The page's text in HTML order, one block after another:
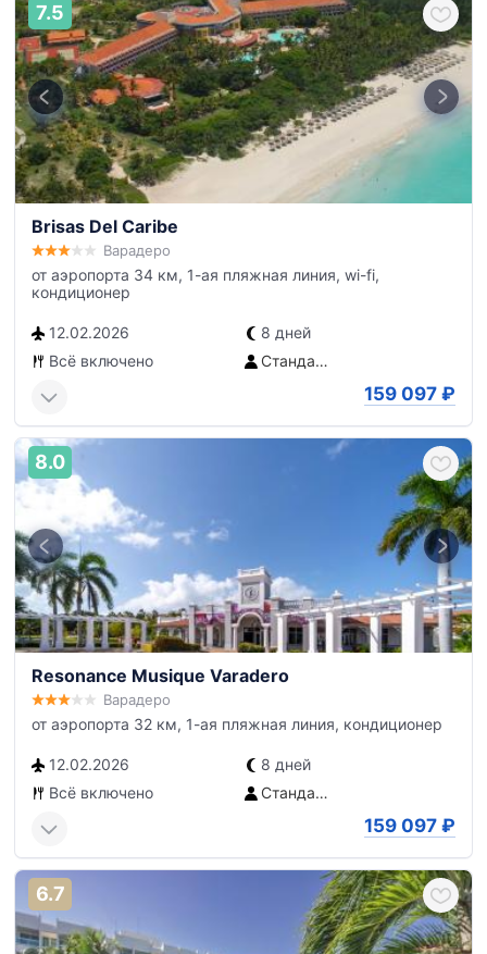
7.5
Brisas Del Caribe
Варадеро
от аэропорта 34 км, 1-ая пляжная линия, wi-fi,
кондиционер
12.02.2026
8 дней
Всё включено
Стандартный номер South
159 097 ₽
8.0
Resonance Musique Varadero
Варадеро
от аэропорта 32 км, 1-ая пляжная линия, кондиционер
12.02.2026
8 дней
Всё включено
Стандартный Musique номер
159 097 ₽
6.7